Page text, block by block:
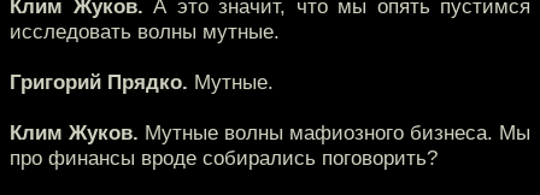
Клим Жуков. А это значит, что мы опять пустимся
исследовать волны мутные.
Григорий Прядко. Мутные.
Клим Жуков. Мутные волны мафиозного бизнеса. Мы
про финансы вроде собирались поговорить?